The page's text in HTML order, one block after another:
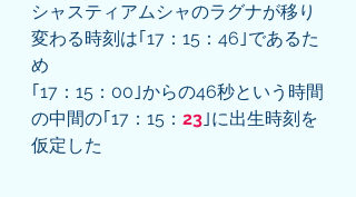
シャスティアムシャのラグナが移り
変わる時刻は｢17：15：46｣であるた
め
｢17：15：00｣からの46秒という時間
の中間の｢17：15： 23 ｣に出生時刻を
仮定した